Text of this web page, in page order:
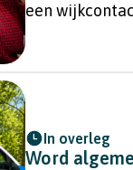
een
In overleg
Word